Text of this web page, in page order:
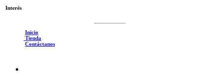
Interés
Inicio
Tienda
Contáctanos